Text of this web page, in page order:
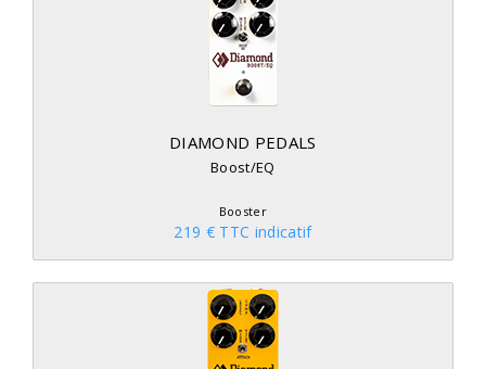
DIAMOND PEDALS
Boost/EQ
Booster
219 € TTC indicatif